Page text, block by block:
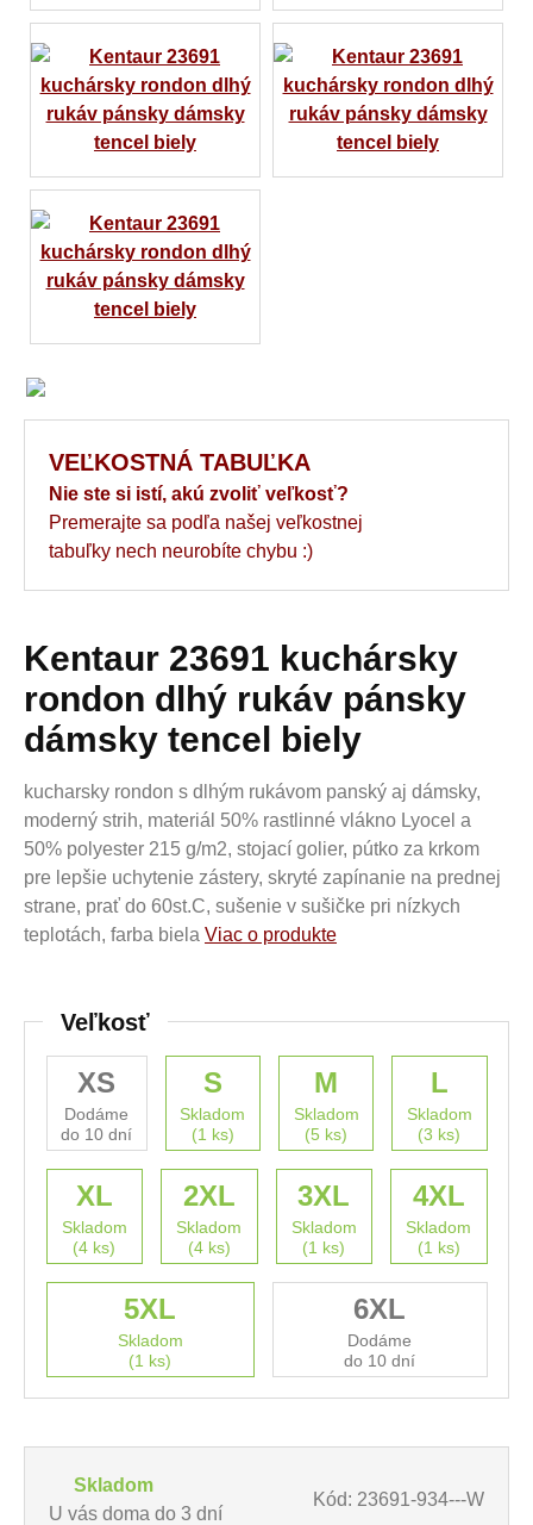
Kentaur 23691 kuchársky
rondon dlhý rukáv pánsky
dámsky tencel biely
kucharsky rondon s dlhým rukávom panský aj dámsky,
moderný strih, materiál 50% rastlinné vlákno Lyocel a
50% polyester 215 g/m2, stojací golier, pútko za krkom
pre lepšie uchytenie zástery, skryté zapínanie na prednej
strane, prať do 60st.C, sušenie v sušičke pri nízkych
teplotách, farba biela Viac o produkte
Veľkosť
XS
Dodáme
do 10 dní
S
Skladom
(1 ks)
M
Skladom
(5 ks)
L
Skladom
(3 ks)
XL
Skladom
(4 ks)
2XL
Skladom
(4 ks)
3XL
Skladom
(1 ks)
4XL
Skladom
(1 ks)
5XL
Skladom
(1 ks)
6XL
Dodáme
do 10 dní
Skladom
U vás doma do 3 dní
Kód: 23691-934---W
VEĽKOSTNÁ TABUĽKA
Nie ste si istí, akú zvoliť veľkosť?
Premerajte sa podľa našej veľkostnej
tabuľky nech neurobíte chybu :)